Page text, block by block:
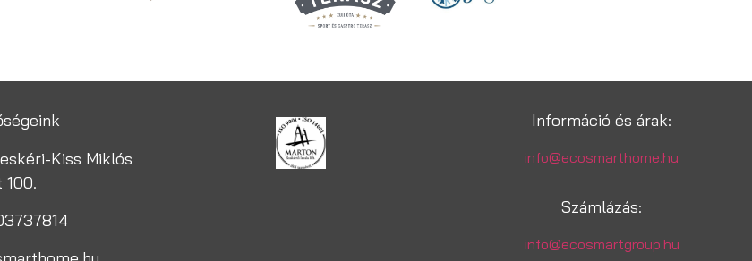
Kiss Miklós
100.
Információ és árak:
info@ecosmarthome.hu
Számlázás:
info@ecosmartgroup.hu